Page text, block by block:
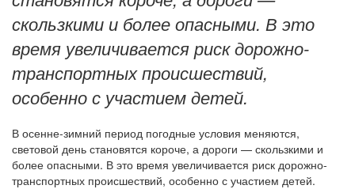
скользкими и более опасными. В это
время увеличивается риск дорожно-
транспортных происшествий,
особенно с участием детей.
В осенне-зимний период погодные условия меняются,
световой день становятся короче, а дороги — скользкими и
более опасными. В это время увеличивается риск дорожно-
транспортных происшествий, особенно с участием детей.